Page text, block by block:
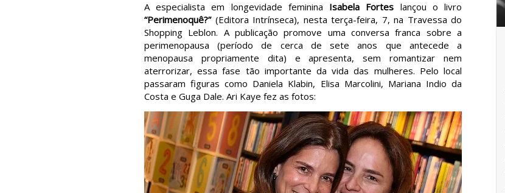
A especialista em longevidade feminina Isabela Fortes lançou o livro
“Perimenoquê?”(Editora Intrínseca), nesta terça-feira, 7, na Travessa do
Shopping Leblon. A publicação promove uma conversa franca sobre a
perimenopausa (período de cerca de sete anos que antecede a
menopausa propriamente dita) e apresenta, sem romantizar nem
aterrorizar, essa fase tão importante da vida das mulheres. Pelo local
passaram figuras como Daniela Klabin, Elisa Marcolini, Mariana Indio da
Costa e Guga Dale. Ari Kaye fez as fotos: